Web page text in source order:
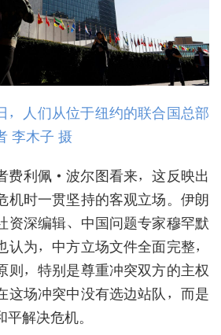
，人们从位于纽约的联合国总部
李木子 摄
费利佩·波尔图看来，这反映出
机时一贯坚持的客观立场。伊朗
资深编辑、中国问题专家穆罕默
为，中方立场文件全面完整，
则，特别是尊重冲突双方的主权
这场冲突中没有选边站队，而是
解决危机。